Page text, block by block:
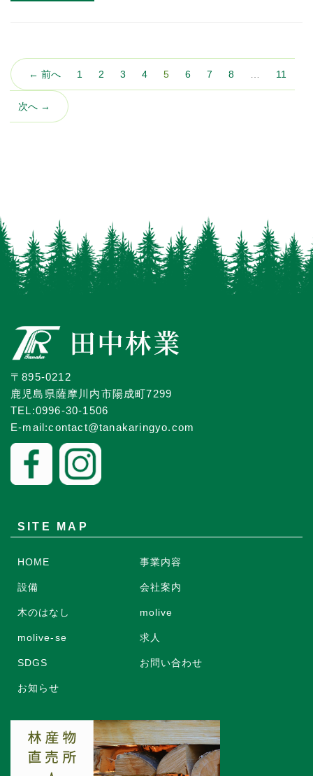
← 前へ 1 2 3 4 5（こ
の
6 7 8 11
次へ →
〒895-0212
鹿児島県薩摩川内市陽成町7299
TEL:0996-30-1506
E-mail:contact@tanakaringyo.com
SITE MAP
HOME 事業内容
設備 会社案内
木のはなし molive
molive-se 求人
SDGS お問い合わせ
お知らせ